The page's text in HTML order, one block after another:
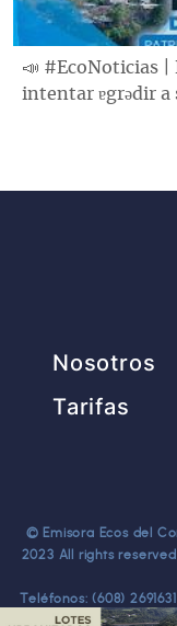
📣 #EcoNoticias |
intentar ɐgrǝdir a
Pie de página
Nosotros
Tarifas
© Emisora Ecos del
2023 All rights
Teléfonos: (608)
Ibagué - Tolima.